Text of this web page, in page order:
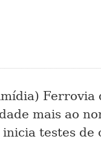
Ferrovia
mais ao
inicia testes de